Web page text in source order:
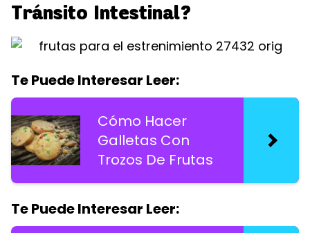
Tránsito Intestinal?
Te Puede Interesar Leer:
Cómo Hacer
Galletas Con
Trozos De Frutas
Te Puede Interesar Leer: